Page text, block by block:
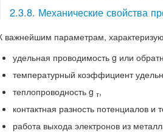
2.3.8. Механические свойства
важнейшим параметрам,
удельная проводимость g или
температурный коэффициент
теплопроводность g т,
контактная разность потенциалов и
работа выхода электронов из